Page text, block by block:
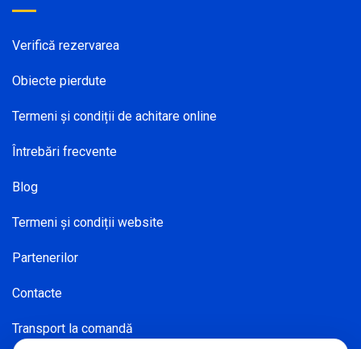
Verifică rezervarea
Obiecte pierdute
Termeni și condiții de achitare online
Întrebări frecvente
Blog
Termeni și condiții website
Partenerilor
Contacte
Transport la comandă